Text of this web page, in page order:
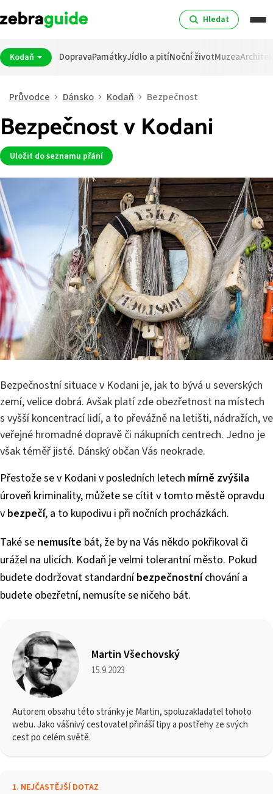
Hledat
Kodaň DopravaPamátkyJídlo a pitíNoční životMuzea
Průvodce Dánsko Kodaň Bezpečnost
Bezpečnost v Kodani
Uložit do seznamu přání
Bezpečnostní situace v Kodani je, jak to bývá u severských
zemí, velice dobrá. Avšak platí zde obezřetnost na místech
s vyšší koncentrací lidí, a to převážně na letišti, nádražích, ve
veřejné hromadné dopravě či nákupních centrech. Jedno je
však téměř jisté. Dánský občan Vás neokrade.
Přestože se v Kodani v posledních letech mírně zvýšila
úroveň kriminality, můžete se cítit v tomto městě opravdu
v bezpečí, a to kupodivu i při nočních procházkách.
Také se nemusíte bát, že by na Vás někdo pokřikoval či
urážel na ulicích. Kodaň je velmi tolerantní město. Pokud
budete dodržovat standardníbezpečnostníchování a
budete obezřetní, nemusíte se ničeho bát.
Martin Všechovský
15.9.2023
Autorem obsahu této stránky je Martin, spoluzakladatel tohoto
webu. Jako vášnivý cestovatel přináší tipy a postřehy ze svých
cest po celém světě.
1. NEJČASTĚJŠÍ DOTAZ